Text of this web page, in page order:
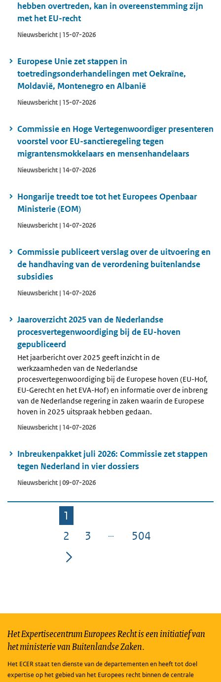
hebben overtreden, kan in overeenstemming zijn
met het EU-recht
Nieuwsbericht | 15-07-2026
Europese Unie zet stappen in
toetredingsonderhandelingen met Oekraïne,
Moldavië, Montenegro en Albanië
Nieuwsbericht | 15-07-2026
Commissie en Hoge Vertegenwoordiger presenteren
voorstel voor EU-sanctieregeling tegen
migrantensmokkelaars en mensenhandelaars
Nieuwsbericht | 14-07-2026
Hongarije treedt toe tot het Europees Openbaar
Ministerie (EOM)
Nieuwsbericht | 14-07-2026
Commissie publiceert verslag over de uitvoering en
de handhaving van de verordening buitenlandse
subsidies
Nieuwsbericht | 14-07-2026
Jaaroverzicht 2025 van de Nederlandse
procesvertegenwoordiging bij de EU-hoven
gepubliceerd
Het jaarbericht over 2025 geeft inzicht in de
werkzaamheden van de Nederlandse
procesvertegenwoordiging bij de Europese hoven (EU-Hof,
EU-Gerecht en het EVA-Hof) en informatie over de inbreng
van de Nederlandse regering in zaken waarin de Europese
hoven in 2025 uitspraak hebben gedaan.
Nieuwsbericht | 14-07-2026
Inbreukenpakket juli 2026: Commissie zet stappen
tegen Nederland in vier dossiers
Nieuwsbericht | 09-07-2026
Pagina
1
Pagina
2 Pagina
3 Pagina
504
Het Expertisecentrum Europees Recht is een initiatief van
het ministerie van Buitenlandse Zaken.
Het ECER staat ten dienste van de departementen en heeft tot doel
expertise op het gebied van het Europees recht binnen de centrale